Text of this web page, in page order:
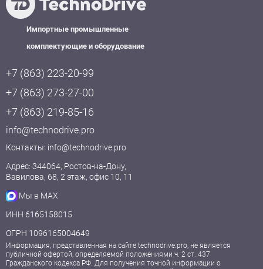
Импортные промышленные
комплектующие и оборудование
+7 (863) 223-20-99
+7 (863) 273-27-00
+7 (863) 219-85-16
info@technodrive.pro
Контакты: info@technodrive.pro
Адрес: 344064, Ростов-на-Дону,
Вавилова, 68, 2 этаж, офис 10, 11
Мы в MAX
ИНН 6165158015
ОГРН 1096165004649
Информация, представленная на сайте technodrive.pro, не является
публичной офертой, определяемой положениями ч. 2 ст. 437
Гражданского кодекса РФ. Для получения точной информации о